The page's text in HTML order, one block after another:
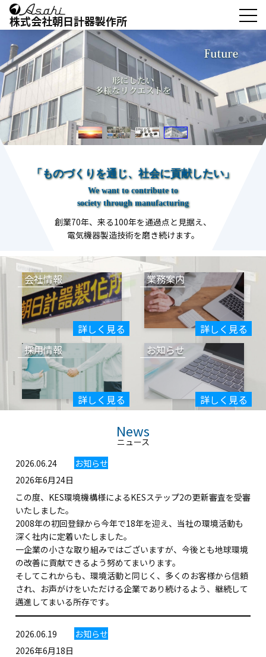
株式会社朝日計器製作所
「ものづくりを通じ、社会に貢献したい」
We want to contribute to
society through manufacturing
創業70年、来る100年を通過点と見据え、
電気機器製造技術を磨き続けます。
会社情報
詳しく見る
業務案内
詳しく見る
採用情報
詳しく見る
お知らせ
詳しく見る
News
ニュース
2026.06.24
お知らせ
2026年6月24日
この度、KES環境機構様によるKESステップ2の更新審査を受審
いたしました。
2008年の初回登録から今年で18年を迎え、当社の環境活動も
深く社内に定着いたしました。
一企業の小さな取り組みではございますが、今後とも地球環境
の改善に貢献できるよう努めてまいります。
そしてこれからも、環境活動と同じく、多くのお客様から信頼
され、お声がけをいただける企業であり続けるよう、継続して
邁進してまいる所存です。
2026.06.19
お知らせ
2026年6月18日